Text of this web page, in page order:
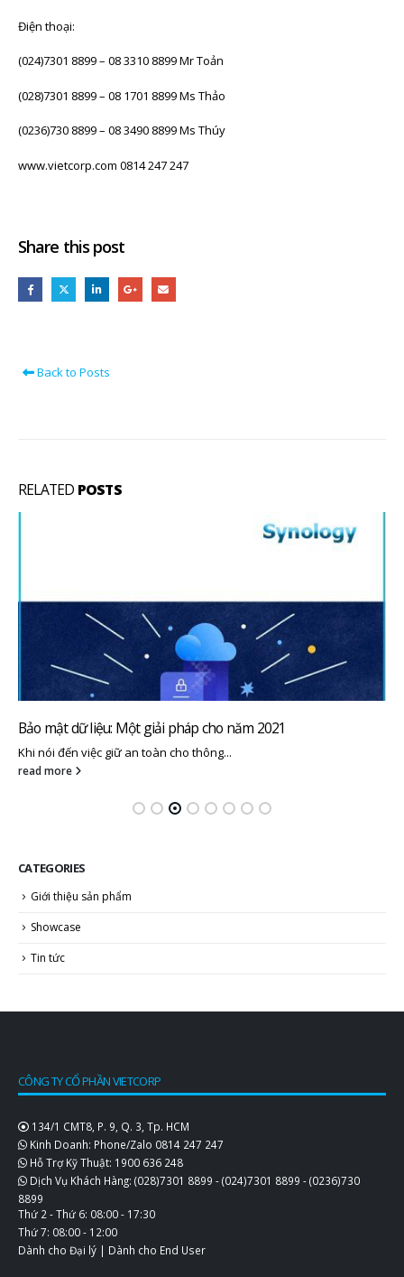
Điện thoại:
(024)7301 8899 – 08 3310 8899 Mr Toản
(028)7301 8899 – 08 1701 8899 Ms Thảo
(0236)730 8899 – 08 3490 8899 Ms Thúy
www.vietcorp.com 0814 247 247
Share this post
Back to Posts
RELATED POSTS
Active Backup for Google Workspace
Active Backup for Google Workspace cho phép doanh nghiệp...
read more
CATEGORIES
Giới thiệu sản phẩm
Showcase
Tin tức
CÔNG TY CỔ PHẦN VIETCORP
134/1 CMT8, P. 9, Q. 3, Tp. HCM
Kinh Doanh: Phone/Zalo 0814 247 247
Hỗ Trợ Kỹ Thuật: 1900 636 248
Dịch Vụ Khách Hàng: (028)7301 8899 -(024)7301 8899 -(0236)730
8899
Thứ 2 - Thứ 6: 08:00 - 17:30
Thứ 7: 08:00 - 12:00
Dành cho Đại lý | Dành cho End User